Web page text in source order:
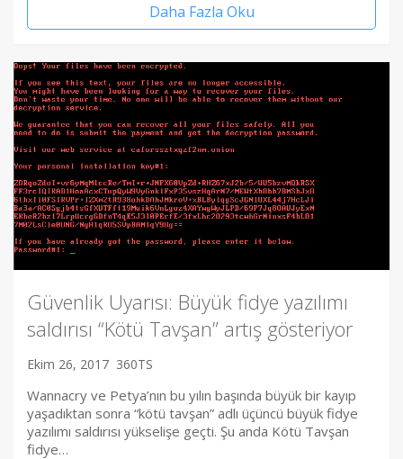
Daha Fazla Oku
Güvenlik Uyarısı: Büyük fidye yazılımı
saldırısı “Kötü Tavşan” artış gösteriyor
Ekim 26, 2017 360TS
Wannacry ve Petya’nın bu yılın başında büyük bir kayıp
yaşadıktan sonra “kötü tavşan” adlı üçüncü büyük fidye
yazılımı saldırısı yükselişe geçti. Şu anda Kötü Tavşan
fidye…